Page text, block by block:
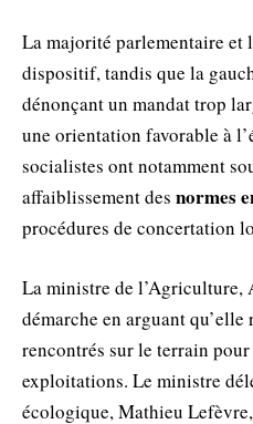
La majorité parlementaire et
dispositif, tandis que la
dénonçant un mandat trop
une orientation favorable à
socialistes ont notamment
affaiblissement des normes
procédures de concertation
La ministre de l’Agriculture,
démarche en arguant
rencontrés sur le terrain
exploitations. Le ministre
écologique, Mathieu